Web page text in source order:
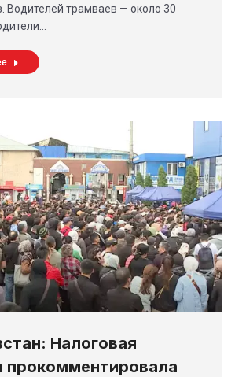
Водителей трамваев — около 30
Налоговая
прокомментировала